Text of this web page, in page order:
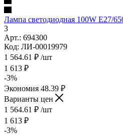
Лампа светодиодная 100W Е27/
3
Арт.: 694300
Код: ЛИ-00019979
1 564.61 ₽ /шт
1 613 ₽
-3%
Экономия 48.39 ₽
Варианты цен
1 564.61 ₽ /шт
1 613 ₽
-3%